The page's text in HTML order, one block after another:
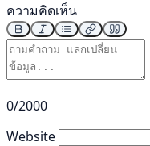
ความคิดเห็น
0/2000
Website